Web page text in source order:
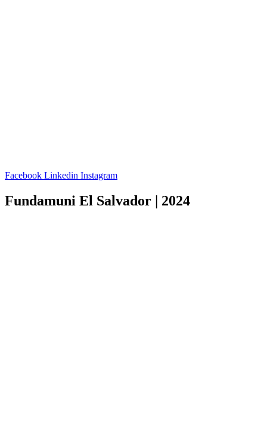
Facebook Linkedin Instagram
Fundamuni El Salvador | 2024